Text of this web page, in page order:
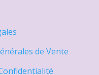
de Vente